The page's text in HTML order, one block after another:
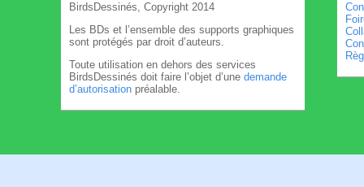
BirdsDessinés, Copyright 2014
Les BDs et l’ensemble des supports graphiques
sont protégés par droit d’auteurs.
Toute utilisation en dehors des services
BirdsDessinés doit faire l’objet d’une demande
d’autorisation préalable.